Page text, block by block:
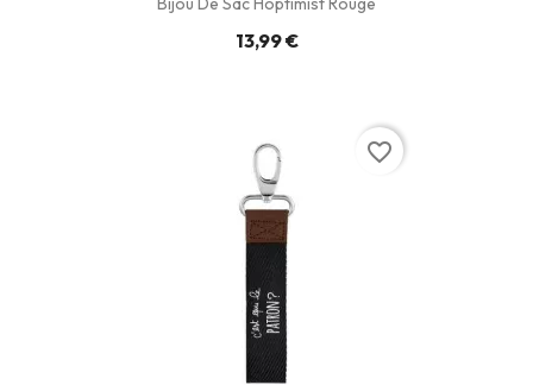
13,99 €
favorite_border